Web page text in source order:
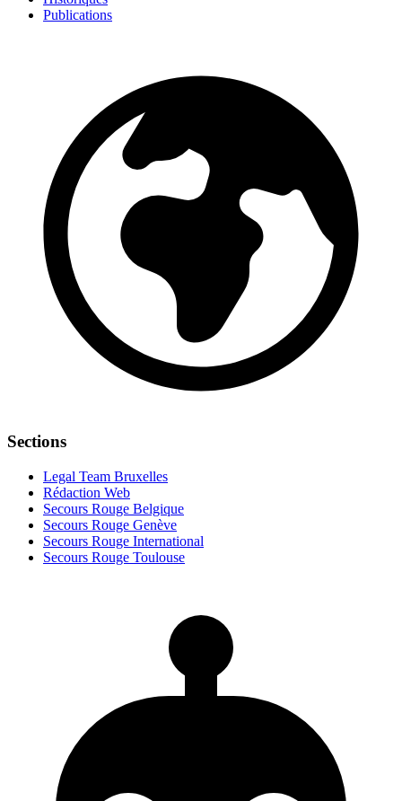
Publications
Sections
Legal Team Bruxelles
Rédaction Web
Secours Rouge Belgique
Secours Rouge Genève
Secours Rouge International
Secours Rouge Toulouse